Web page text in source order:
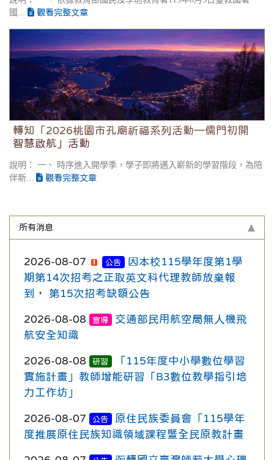
國...
觀看完整文章
轉知「2026桃園市孔廟祈福系列活動—儒門初開 智
慧啟航」活動
轉知「2026桃園市孔廟祈福系列活動—儒門初開
智慧啟航」活動
說明： 一、 時序進入開學季，學子即將邁入嶄新的學習階段，為陪
伴新...
觀看完整文章
所有消息
2026-08-07 公告
因本校115學年度第1學
期第14次招考之正取英文科代理教師放棄報
到， 第15次招考缺額公告
2026-08-08 宣導
交通部民用航空局無人機飛
航安全知識
2026-08-08 研習
「115年度中小學數位學習
實施計畫」教師增能研習「B3數位教學指引培
力工作坊」
2026-08-07 公告
原住民族委員會「115學年
度推展原住民族知識領域課程暨全民原教計畫